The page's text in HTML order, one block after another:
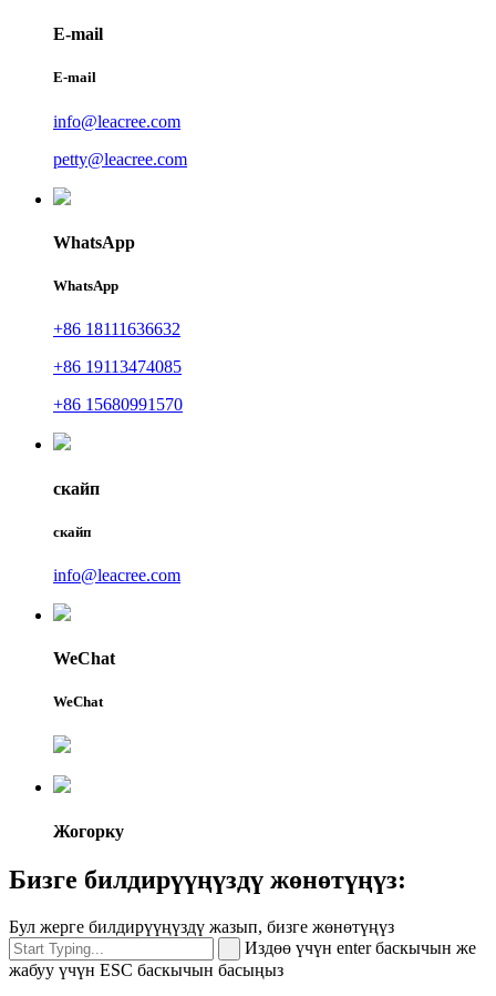
E-mail
E-mail
info@leacree.com
petty@leacree.com
WhatsApp
WhatsApp
+86 18111636632
+86 19113474085
+86 15680991570
скайп
скайп
info@leacree.com
WeChat
WeChat
Жогорку
Бизге билдирүүңүздү жөнөтүңүз:
Бул жерге билдирүүңүздү жазып, бизге жөнөтүңүз
Издөө үчүн enter баскычын же
жабуу үчүн ESC баскычын басыңыз